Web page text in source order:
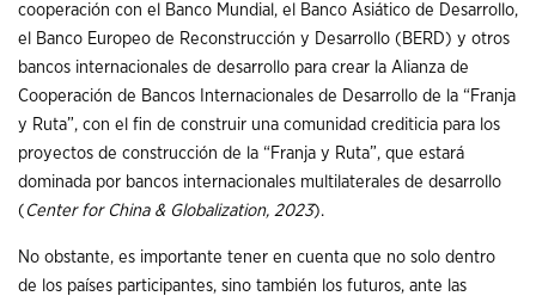
cooperación con el Banco Mundial, el Banco Asiático de Desarrollo,
el Banco Europeo de Reconstrucción y Desarrollo (BERD) y otros
bancos internacionales de desarrollo para crear la Alianza de
Cooperación de Bancos Internacionales de Desarrollo de la “Franja
y Ruta”, con el fin de construir una comunidad crediticia para los
proyectos de construcción de la “Franja y Ruta”, que estará
dominada por bancos internacionales multilaterales de desarrollo
( Center for China & Globalization, 2023).
No obstante, es importante tener en cuenta que no solo dentro
de los países participantes, sino también los futuros, ante las